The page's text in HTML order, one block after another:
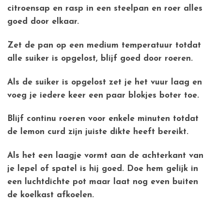
citroensap en rasp in een steelpan en roer alles
goed door elkaar.
Zet de pan op een medium temperatuur totdat
alle suiker is opgelost, blijf goed door roeren.
Als de suiker is opgelost zet je het vuur laag en
voeg je iedere keer een paar blokjes boter toe.
Blijf continu roeren voor enkele minuten totdat
de lemon curd zijn juiste dikte heeft bereikt.
Als het een laagje vormt aan de achterkant van
je lepel of spatel is hij goed. Doe hem gelijk in
een luchtdichte pot maar laat nog even buiten
de koelkast afkoelen.